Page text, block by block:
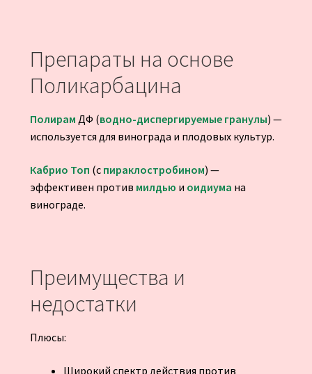
Препараты на основе
Поликарбацина
Полирам ДФ (водно-диспергируемые гранулы) —
используется для винограда и плодовых культур.
Кабрио Топ (с пираклостробином) —
эффективен против милдью и оидиума на
винограде.
Преимущества и
недостатки
Плюсы:
Широкий спектр действия против